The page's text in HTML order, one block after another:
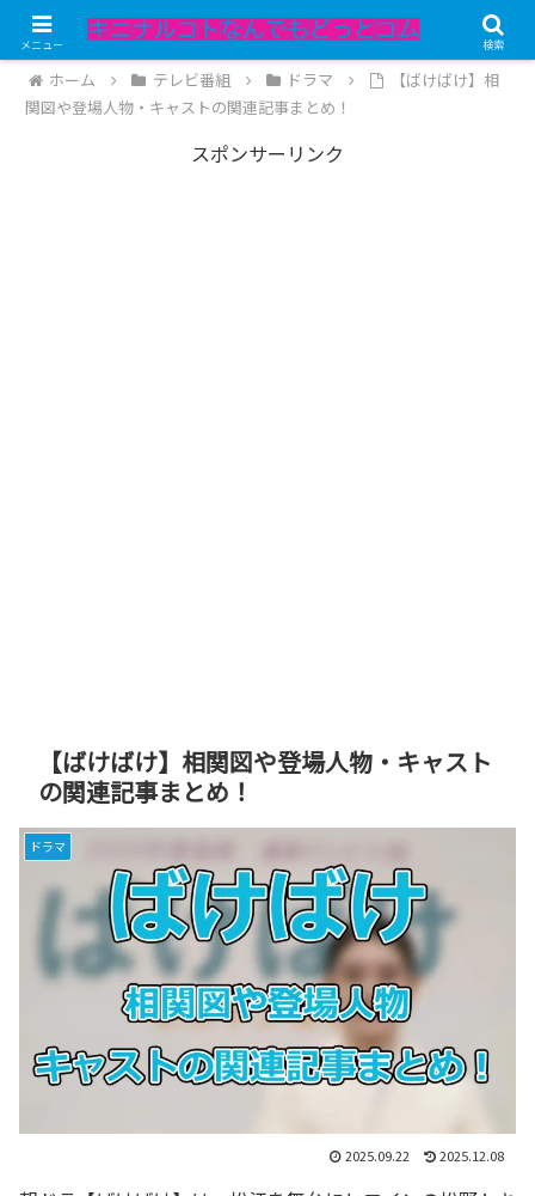
記事内にPRが含まれています。
ホーム テレビ番組 ドラマ
【ばけばけ】相
関図や登場人物・キャストの関連記事まとめ！
スポンサーリンク
【ばけばけ】相関図や登場人物・キャスト
の関連記事まとめ！
ドラマ
2025.09.22 2025.12.08
メニュー 検索